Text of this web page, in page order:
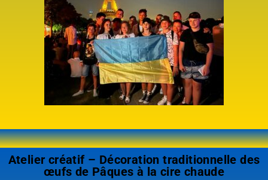
Atelier créatif – Décoration traditionnelle des
œufs de Pâques à la cire chaude